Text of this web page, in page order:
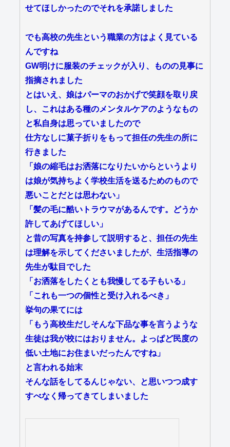
せてほしかったのでそれを承諾しました
でも高校の先生という職業の方はよく見ている
んですね
GW明けに服装のチェックが入り、ものの見事に
指摘されました
とはいえ、娘はパーマのおかげで笑顔を取り戻
し、これはある種のメンタルケアのようなもの
と私自身は思っていましたので
仕方なしに菓子折りをもって担任の先生の所に
行きました
「娘の縮毛はお洒落になりたいからというより
は娘が気持ちよく学校生活を送るためのもので
悪いことだとは思わない」
「髪の毛に酷いトラウマがあるんです。どうか
許してあげてほしい」
と昔の写真を持参して説明すると、担任の先生
は理解を示してくださいましたが、生活指導の
先生が駄目でした
「お洒落をしたくとも我慢してる子もいる」
「これも一つの個性と受け入れるべき」
挙句の果てには
「もう高校生だしそんな下品な事を言うような
生徒は我が校にはおりません。よっぱど民度の
低い土地にお住まいだったんですね」
と言われる始末
そんな話をしてるんじゃない、と思いつつ成す
すべなく帰ってきてしまいました